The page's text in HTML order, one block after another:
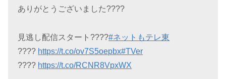
ありがとうございました????
見逃し配信スタート????#ネットもテレ東
???? https://t.co/ov7S5oepbx#TVer
???? https://t.co/RCNR8VpxWX